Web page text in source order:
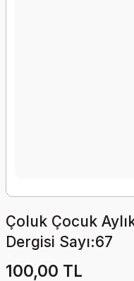
Çoluk Çocuk
Dergisi Sayı:67
100,00 TL